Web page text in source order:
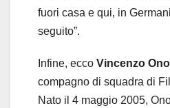
fuori casa e qui, in
seguito”.
Infine, ecco Vincenzo
compagno di squadra di
Nato il 4 maggio 2005,